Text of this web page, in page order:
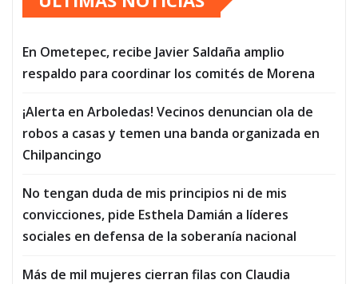
En Ometepec, recibe Javier Saldaña amplio
respaldo para coordinar los comités de Morena
¡Alerta en Arboledas! Vecinos denuncian ola de
robos a casas y temen una banda organizada en
Chilpancingo
No tengan duda de mis principios ni de mis
convicciones, pide Esthela Damián a líderes
sociales en defensa de la soberanía nacional
Más de mil mujeres cierran filas con Claudia